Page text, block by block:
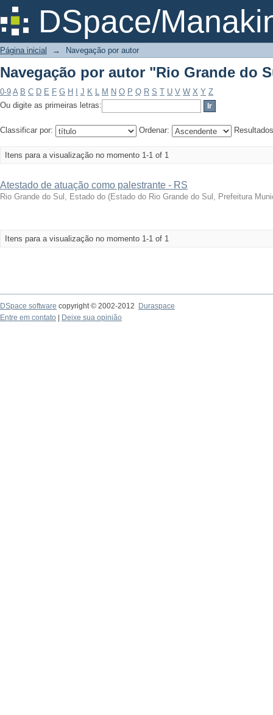
DSpace/
Navegação por autor "Rio Grande do
Página inicial → Navegação por autor
Navegação por autor "Rio Grande do
0-9 A B C D E F G H J K L M N O P Q R S T U V W X Y Z
Ou digite as primeiras letras:
Classificar por: Ordenar:
Itens para a visualização no momento 1-1 of 1
Atestado de atuação como palestrante - RS
Rio Grande do Sul, Estado do (Estado do Rio Grande do Sul, Prefeitura
Itens para a visualização no momento 1-1 of 1
DSpace software copyright © 2002-2012
Duraspace
Entre em contato
Deixe sua opinião